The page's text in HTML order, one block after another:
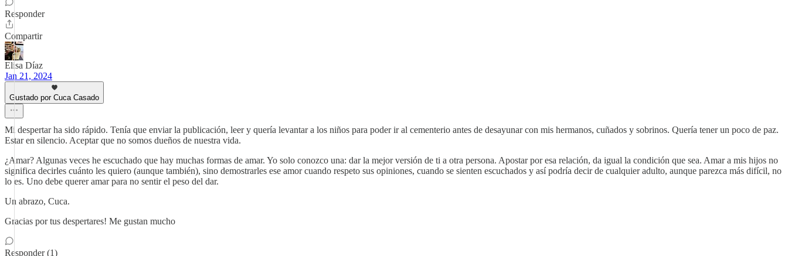
Responder
Compartir
Elisa Díaz
Jan 21, 2024
Gustado por Cuca Casado
Mi despertar ha sido rápido. Tenía que enviar la publicación, leer y quería levantar a los niños para poder ir al cementerio antes de desayunar con mis hermanos, cuñados y sobrinos. Quería tener un poco de paz.
Estar en silencio. Aceptar que no somos dueños de nuestra vida.
¿Amar? Algunas veces he escuchado que hay muchas formas de amar. Yo solo conozco una: dar la mejor versión de ti a otra persona. Apostar por esa relación, da igual la condición que sea. Amar a mis hijos no
significa decirles cuánto les quiero (aunque también), sino demostrarles ese amor cuando respeto sus opiniones, cuando se sienten escuchados y así podría decir de cualquier adulto, aunque parezca más difícil, no
lo es. Uno debe querer amar para no sentir el peso del dar.
Un abrazo, Cuca.
Gracias por tus despertares! Me gustan mucho
Responder (1)